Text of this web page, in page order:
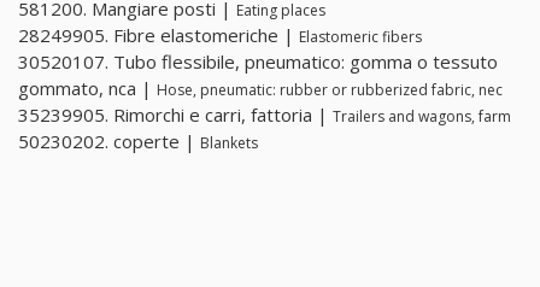
581200. Mangiare posti | Eating places
28249905. Fibre elastomeriche | Elastomeric fibers
30520107. Tubo flessibile, pneumatico: gomma o tessuto
gommato, nca | Hose, pneumatic: rubber or rubberized fabric, nec
35239905. Rimorchi e carri, fattoria | Trailers and wagons, farm
50230202. coperte | Blankets